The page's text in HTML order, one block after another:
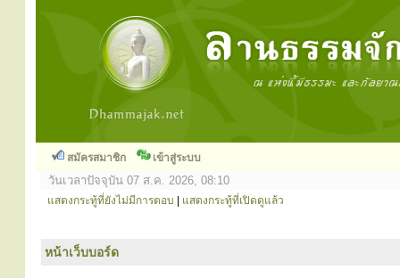
สมัครสมาชิก เข้าสู่ระบบ
วันเวลาปัจจุบัน 07 ส.ค. 2026, 08:10
แสดงกระทู้ที่ยังไม่มีการตอบ แสดงกระทู้ที่เปิดดูแล้ว
หน้าเว็บบอร์ด